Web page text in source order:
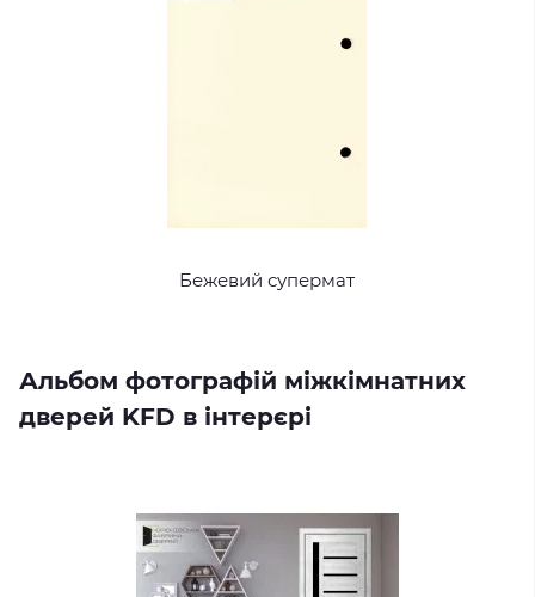
Бежевий супермат
Альбом фотографій міжкімнатних
дверей KFD в інтерєрі